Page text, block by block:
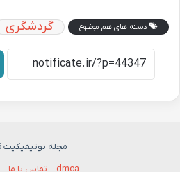
دسته های هم موضوع گردشگری
مجله نوتیفیکیت 2026
dmca
تماس با ما